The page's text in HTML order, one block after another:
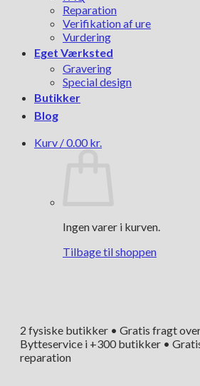
Reparation
Verifikation af ure
Vurdering
Eget Værksted
Gravering
Special design
Butikker
Blog
Kurv /0.00 kr.
Ingen varer i kurven.
Tilbage til shoppen
2 fysiske butikker • Gratis fragt
Bytteservice i +300 butikker •
reparation